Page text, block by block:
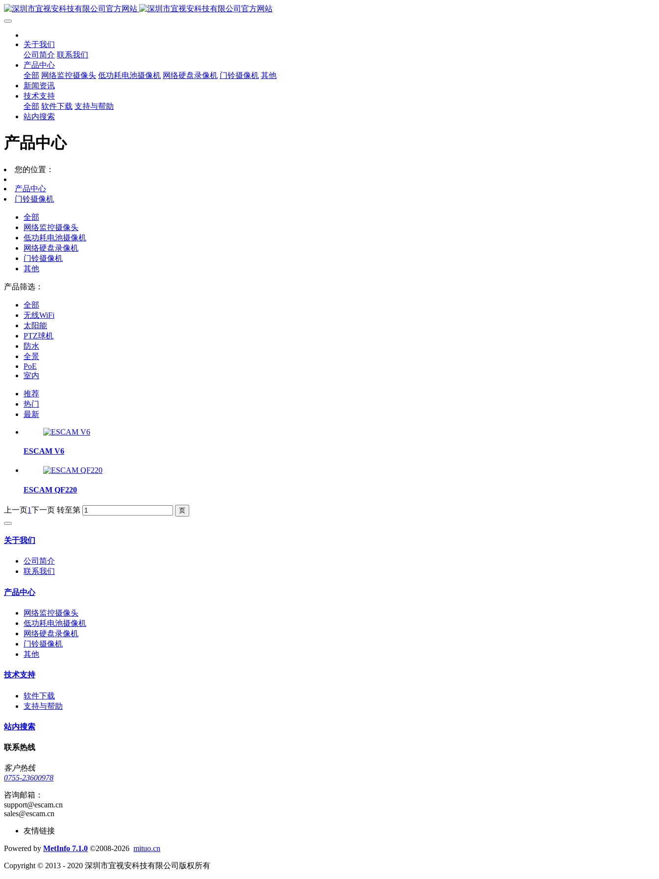
关于我们
公司简介 联系我们
产品中心
全部 网络监控摄像头 低功耗电池摄像机 网络硬盘录像机 门铃摄像机 其他
新闻资讯
技术支持
全部 软件下载 支持与帮助
站内搜索
产品中心
您的位置：
产品中心
门铃摄像机
全部
网络监控摄像头
低功耗电池摄像机
网络硬盘录像机
门铃摄像机
其他
产品筛选：
全部
无线WiFi
太阳能
PTZ球机
防水
全景
PoE
室内
推荐
热门
最新
ESCAM V6
ESCAM QF220
上一页1下一页 转至第
关于我们
公司简介
联系我们
产品中心
网络监控摄像头
低功耗电池摄像机
网络硬盘录像机
门铃摄像机
其他
技术支持
软件下载
支持与帮助
站内搜索
联系热线
客户热线
0755-23600978
咨询邮箱：
support@escam.cn
sales@escam.cn
友情链接
Powered by MetInfo 7.1.0 ©2008-2026 mituo.cn
Copyright © 2013 - 2020 深圳市宜视安科技有限公司版权所有